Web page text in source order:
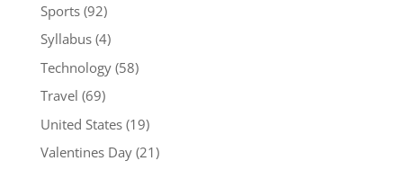
Sports(92)
Syllabus(4)
Technology(58)
Travel (69)
United States(19)
Valentines Day(21)